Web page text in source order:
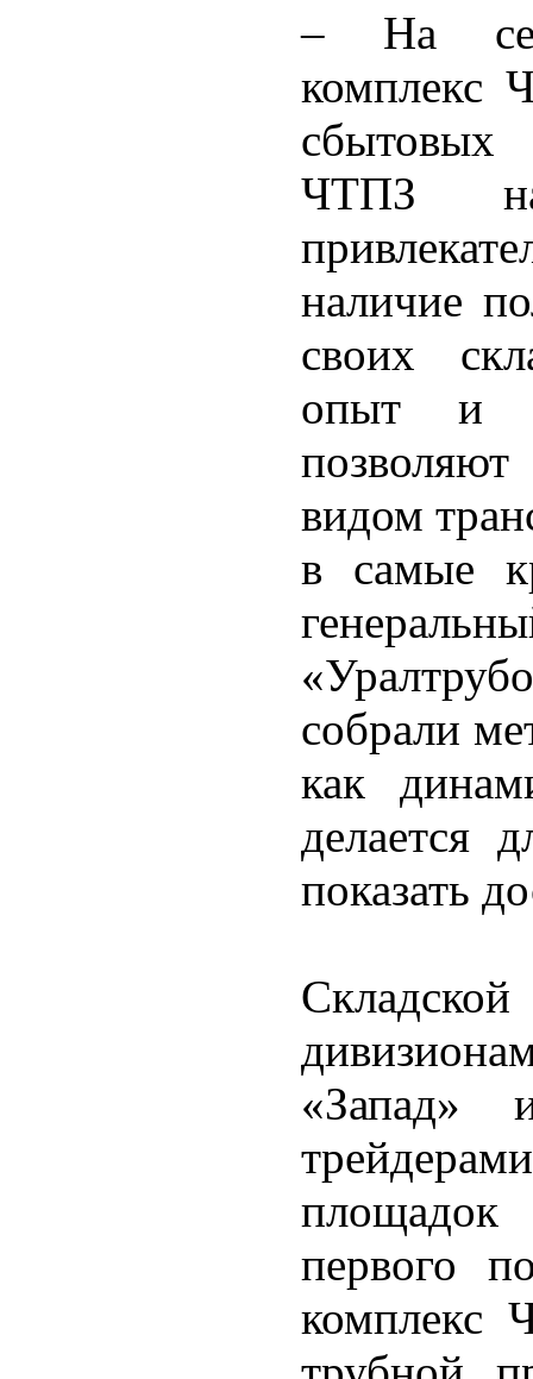
– На
комплекс
ЧТПЗ
наличие
своих
опыт и
видом
в самые
собрали
как
делается
показать
«Запад»
первого
комплекс